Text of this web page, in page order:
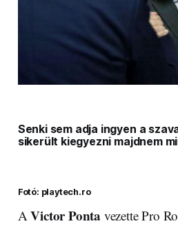
Senki sem adja ingyen a
sikerült kiegyezni majdnem
Fotó: playtech.ro
AVictor Ponta vezette Pro